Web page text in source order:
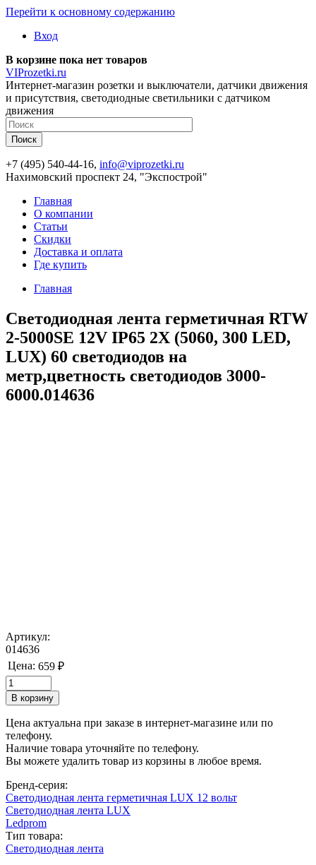
Перейти к основному содержанию
Вход
В корзине пока нет товаров
VIProzetki.ru
Интернет-магазин розетки и выключатели, датчики движения
и присутствия, светодиодные светильники с датчиком
движения
+7 (495) 540-44-16, info@viprozetki.ru
Нахимовский проспект 24, "Экспострой"
Главная
О компании
Статьи
Скидки
Доставка и оплата
Где купить
Главная
Светодиодная лента герметичная RTW
2-5000SE 12V IP65 2X (5060, 300 LED,
LUX) 60 светодиодов на
метр,цветность светодиодов 3000-
6000.014636
Артикул:
014636
Цена: 659 ₽
Цена актуальна при заказе в интернет-магазине или по
телефону.
Наличие товара уточняйте по телефону.
Вы можете удалить товар из корзины в любое время.
Бренд-серия:
Светодиодная лента герметичная LUX 12 вольт
Светодиодная лента LUX
Ledprom
Тип товара:
Светодиодная лента